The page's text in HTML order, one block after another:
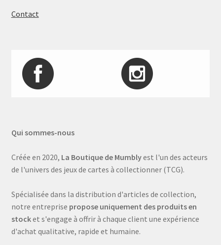
Contact
Qui sommes-nous
Créée en 2020, La Boutique de Mumblyest l'un des acteurs
de l'univers des jeux de cartes à collectionner (TCG).
Spécialisée dans la distribution d'articles de collection,
notre entreprise propose uniquement des produits en
stocket s'engage à offrir à chaque client une expérience
d'achat qualitative, rapide et humaine.